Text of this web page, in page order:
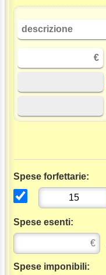
Spese forfettarie:
Spese esenti:
Spese imponibili: